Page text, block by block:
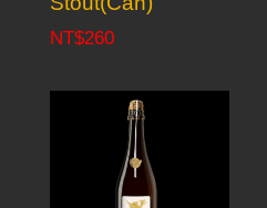
NT$260